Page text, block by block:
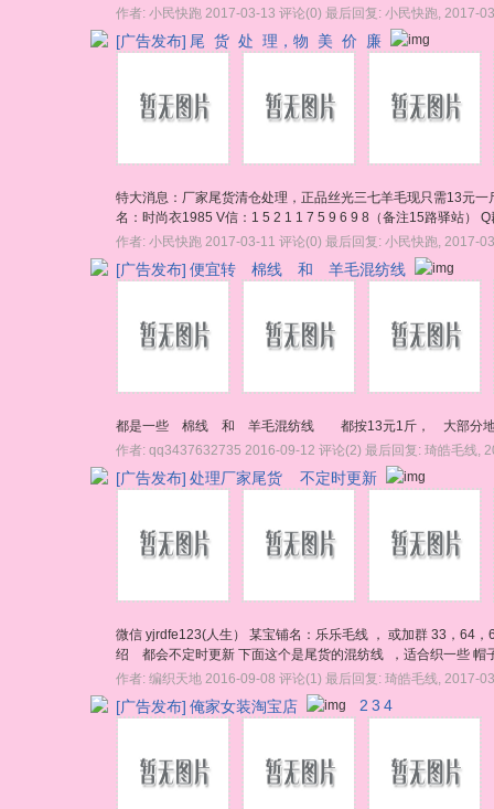
作者: 小民快跑 2017-03-13 评论(0) 最后回复: 小民快跑 2017-
[广告发布] 尾 货 处 理，物 美 价 廉
特大消息：厂家尾货清仓处理，正品丝光三七羊毛现只需13元
名：时尚衣1985 V信：1 5 2 1 1 7 5 9 6 9 8（备注15路驿站）
作者: 小民快跑 2017-03-11 评论(0) 最后回复: 小民快跑 2017-
[广告发布] 便宜转 棉线 和 羊毛混纺线
都是一些 棉线 和 羊毛混纺线 都按13元1斤， 大部分
作者: qq3437632735 2016-09-12 评论(2) 最后回复: 琦皓毛线
[广告发布] 处理厂家尾货 不定时更新
微信 yjrdfe123(人生） 某宝铺名：乐乐毛线 ， 或加群 33，64
绍 都会不定时更新 下面这个是尾货的混纺线 ，适合织一些 帽
作者: 编织天地 2016-09-08 评论(1) 最后回复: 琦皓毛线 2017-
[广告发布] 俺家女装淘宝店 2 3 4